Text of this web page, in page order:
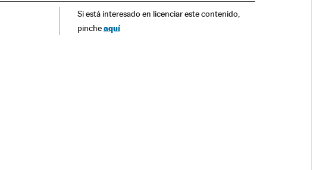
Justiça
Si está interesado en licenciar este contenido,
pincheaquí